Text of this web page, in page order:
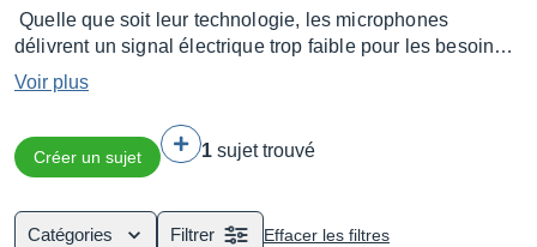
Quelle que soit leur technologie, les microphones
délivrent un signal électrique trop faible pour les besoins
de l'enregistrement ou de la sonorisation. On utilise donc
un préamplificateur pour augmenter significativement
l'intensité du signal avant d’attaquer, selon qu’on est en
studio ou en Live, un dispositif d’enregistrement ou un
ampli de puissance.
Voir plus
Créer un sujet 1 sujet trouvé
Catégories Filtrer Effacer les filtres